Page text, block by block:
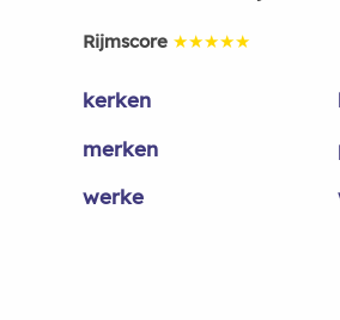
Rijmscore ★★★★★
kerken
merken
werke